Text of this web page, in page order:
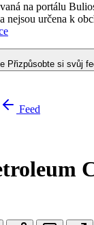
na portálu
nejsou určena k
Přizpůsobte si svůj
Feed